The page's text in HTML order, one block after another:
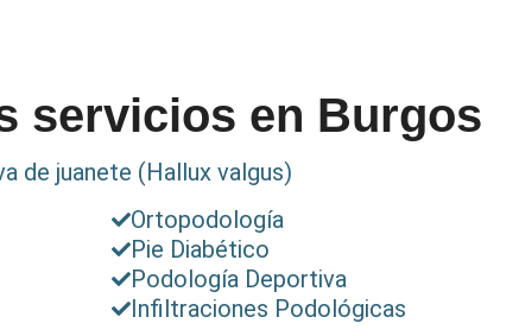
servicios en Burgos
de juanete (Hallux valgus)
Ortopodología
Pie Diabético
Podología Deportiva
Infiltraciones Podológicas